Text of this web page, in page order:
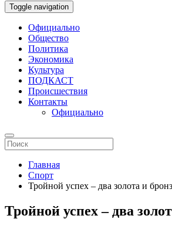
Toggle navigation
Официально
Общество
Политика
Экономика
Культура
ПОДКАСТ
Происшествия
Контакты
Официально
Главная
Спорт
Тройной успех – два золота и
Тройной успех – два